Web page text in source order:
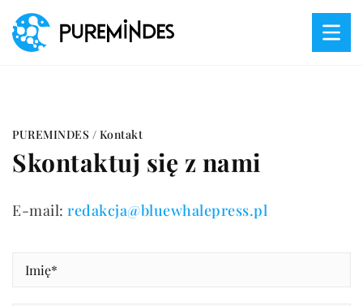
PUREMINDES / Kontakt
Skontaktuj się z nami
E-mail: redakcja@bluewhalepress.pl